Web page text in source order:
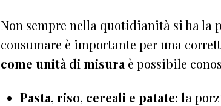
Non sempre nella quotidianità si ha la
consumare è importante per una
come unità di misura è possibile
Pasta, riso, cereali e patate: la